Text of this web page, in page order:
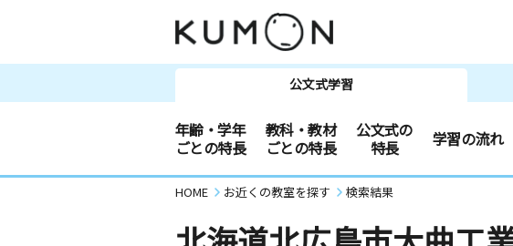
公文式学習
年齢・学年
ごとの特長
教科・教材
ごとの特長
公文式の
特長
学習の流れ
HOME お近くの教室を探す 検索結果